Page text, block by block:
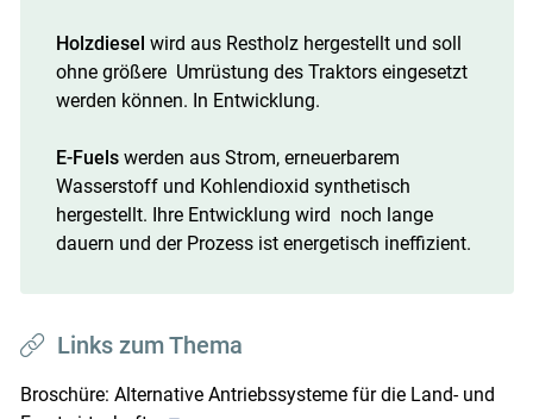
Holzdiesel wird aus Restholz hergestellt und soll
ohne größere Umrüstung des Traktors eingesetzt
werden können. In Entwicklung.
E-Fuelswerden aus Strom, erneuerbarem
Wasserstoff und Kohlendioxid synthetisch
hergestellt. Ihre Entwicklung wird noch lange
dauern und der Prozess ist energetisch ineffizient.
Links zum Thema
Broschüre: Alternative Antriebssysteme für die Land- und